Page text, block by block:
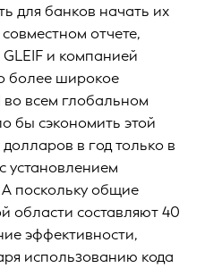
для банков начать их
отчете,
и компанией
более широкое
во всем глобальном
бы сэкономить этой
в год только в
установлением
поскольку общие
области составляют 40
эффективности,
использованию кода